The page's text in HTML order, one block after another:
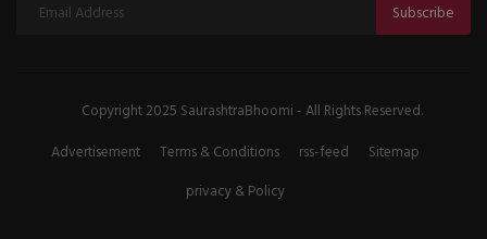
Subscribe
Copyright 2025 SaurashtraBhoomi - All Rights Reserved.
Advertisement
Terms & Conditions rss-feed
Sitemap
privacy & Policy